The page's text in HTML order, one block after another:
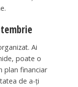
Ai
poate o
plan financiar
de a-ți